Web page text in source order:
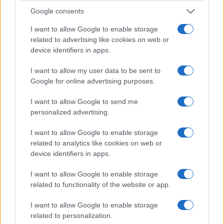
Google consents
I want to allow Google to enable storage
related to advertising like cookies on web or
device identifiers in apps.
I want to allow my user data to be sent to
Google for online advertising purposes.
I want to allow Google to send me
personalized advertising.
I want to allow Google to enable storage
related to analytics like cookies on web or
device identifiers in apps.
I want to allow Google to enable storage
related to functionality of the website or app.
I want to allow Google to enable storage
related to personalization.
Avantages des paiements par pièces
La possibilité de conserver des dizaines de crypto-
monnaies au même endroit;
L’échange rapide et facile;
La possibilité de placer de l’argent dans le «coffre-fort»
pour plus de sécurité;
La capacité d’accepter le paiement de biens et de services;
La possibilité de créer une seule balise PayByName pour
Une interface simple et intuitive.
Inconvénients des paiements par pièces
Il n’y a pas d’inconvénients ni d’inconvénients pour le
moment, sauf le piratage qui s’est produit en 2017 où la
sécurité a été compromise.